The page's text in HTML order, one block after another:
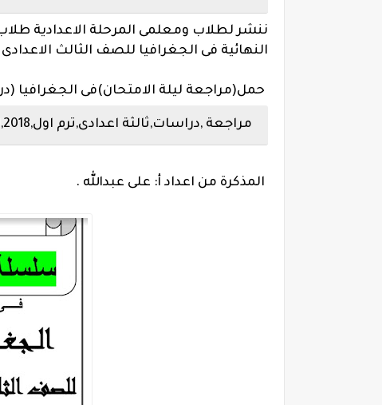
ننشر لطلاب ومعلمى المرحلة الاعدادية
النهائية فى الجغرافيا للصف الثالث الاعدادى
حمل(مراجعة ليلة الامتحان)فى الجغرافيا
مراجعة ,دراسات,ثالثة اعدادى,ترم اول,2018,ليلة الامتحان ,مراجعة نهائية
المذكرة من اعداد أ: على عبدالله .